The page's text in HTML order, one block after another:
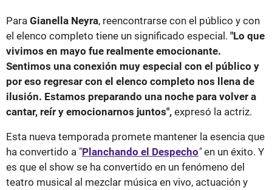
Para Gianella Neyra, reencontrarse con el público y con
el elenco completo tiene un significado especial. "Lo que
vivimos en mayo fue realmente emocionante.
Sentimos una conexión muy especial con el público y
por eso regresar con el elenco completo nos llena de
ilusión. Estamos preparando una noche para volver a
cantar, reír y emocionarnos juntos", expresó la actriz.
Esta nueva temporada promete mantener la esencia que
ha convertido a "Planchando el Despecho"en un éxito. Y
es que el show se ha convertido en un fenómeno del
teatro musical al mezclar música en vivo, actuación y